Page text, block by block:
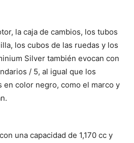
la caja de cambios, los tubos
los cubos de las ruedas y los
Silver también evocan con
/ 5, al igual que los
en color negro, como el marco y
una capacidad de 1,170 cc y